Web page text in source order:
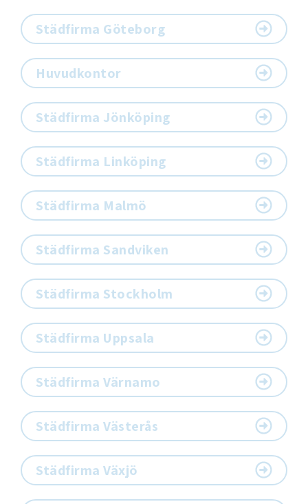
Städfirma Göteborg
Huvudkontor
Städfirma Jönköping
Städfirma Linköping
Städfirma Malmö
Städfirma Sandviken
Städfirma Stockholm
Städfirma Uppsala
Städfirma Värnamo
Städfirma Västerås
Städfirma Växjö